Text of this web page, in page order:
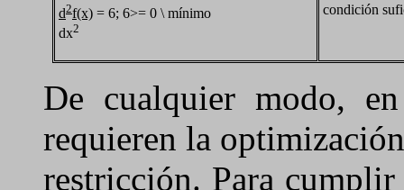
d2f(x) = 6; 6>= 0 \ mínimo
dx2
condición
De cualquier modo,
requieren la
restricción. Para cumplir